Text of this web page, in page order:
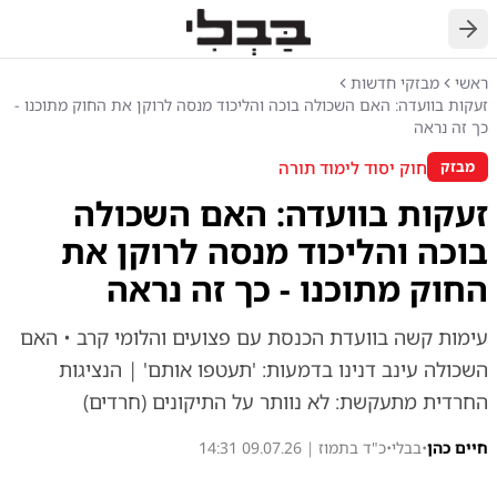
חזרה
ראשי
מבזקי חדשות
זעקות בוועדה: האם השכולה בוכה והליכוד מנסה לרוקן את החוק מתוכנו -
כך זה נראה
מבזק חוק יסוד לימוד תורה
זעקות בוועדה: האם השכולה
בוכה והליכוד מנסה לרוקן את
החוק מתוכנו - כך זה נראה
עימות קשה בוועדת הכנסת עם פצועים והלומי קרב • האם
השכולה עינב דנינו בדמעות: 'תעטפו אותם' | הנציגות
החרדית מתעקשת: לא נוותר על התיקונים (חרדים)
חיים כהן•בבלי•כ"ד בתמוז | 09.07.26 14:31